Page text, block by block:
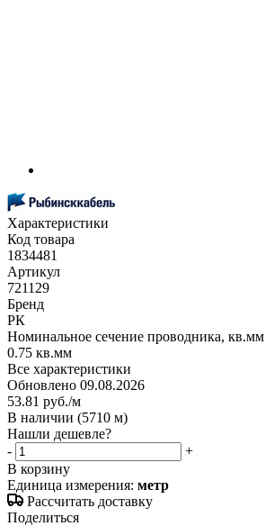
Характеристики
Код товара
1834481
Артикул
721129
Бренд
РК
Номинальное сечение проводника, кв.мм
0.75 кв.мм
Все характеристики
Обновлено 09.08.2026
53.81 руб./м
В наличии (5710 м)
Нашли дешевле?
-
+
В корзину
Единица измерения: метр
Рассчитать доставку
Поделиться